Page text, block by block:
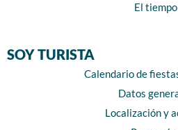
El tiempo
SOY TURISTA
Calendario de
Datos
Localización y